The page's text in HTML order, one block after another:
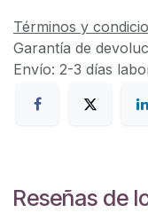
Términos y
Garantía de
Envío: 2-3 días
Reseñas de